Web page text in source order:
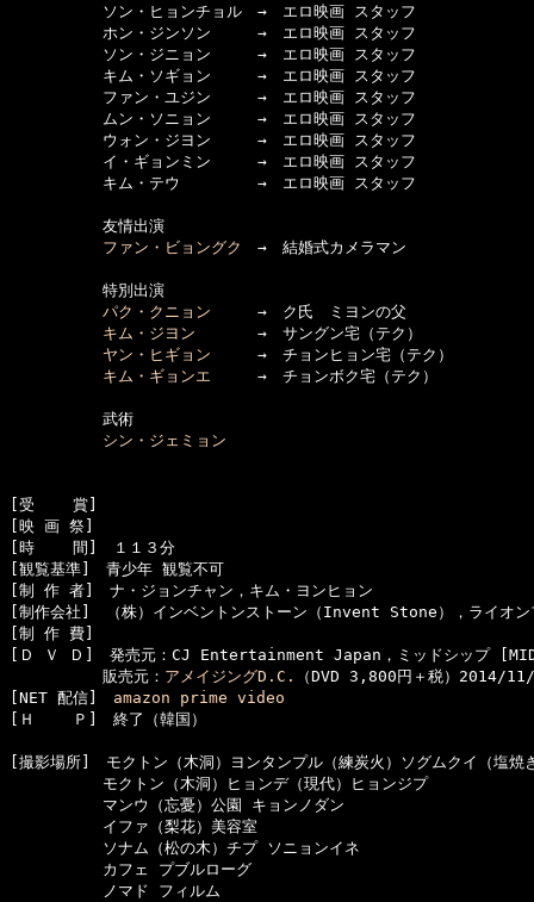
ソン・ヒョンチョル　→　エロ映画 スタッフ
ホン・ジンソン　　　→　エロ映画 スタッフ
ソン・ジニョン　　　→　エロ映画 スタッフ
キム・ソギョン　　　→　エロ映画 スタッフ
ファン・ユジン　　　→　エロ映画 スタッフ
ムン・ソニョン　　　→　エロ映画 スタッフ
ウォン・ジヨン　　　→　エロ映画 スタッフ
イ・ギョンミン　　　→　エロ映画 スタッフ
キム・テウ　　　　　→　エロ映画 スタッフ
友情出演
ファン・ビョングク
→　結婚式カメラマン
特別出演
パク・クニョン →　ク氏　ミヨンの父
キム・ジヨン →　サングン宅（テク）
ヤン・ヒギョン →　チョンヒョン宅（テク）
キム・ギョンエ →　チョンボク宅（テク）
武術
シン・ジェミョン
[受    賞]
[映 画 祭]
[時    間]　１１３分
[観覧基準]　青少年 観覧不可
[制 作 者]　ナ・ジョンチャン，キム・ヨンヒョン
[制作会社]　（株）インベントンストーン（Invent Stone），ライオン
[制 作 費]
[Ｄ Ｖ Ｄ]　発売元：CJ Entertainment Japan，ミッドシップ
販売元： アメイジングD.C.
（DVD 3,800円＋税）2014/
[NET 配信] amazon prime video
[Ｈ    Ｐ]　終了（韓国）
[撮影場所]　モクトン（木洞）ヨンタンプル（練炭火）ソグムクイ（塩焼
モクトン（木洞）ヒョンデ（現代）ヒョンジプ
マンウ（忘憂）公園 キョンノダン
イファ（梨花）美容室
ソナム（松の木）チプ ソニョンイネ
カフェ プブルローグ
ノマド フィルム